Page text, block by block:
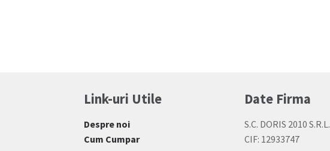
Link-uri Utile
Despre noi
Cum Cumpar
Date Firma
S.C. DORIS 2010 S.R.L.
CIF: 12933747